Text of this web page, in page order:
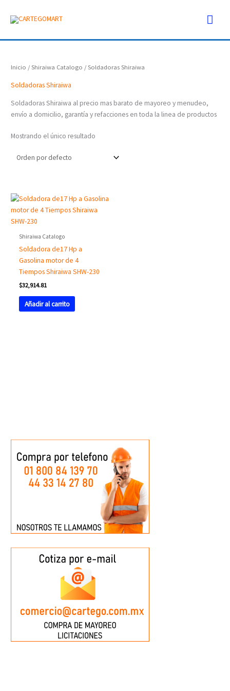
Inicio /Shiraiwa Catalogo / Soldadoras Shiraiwa
Soldadoras Shiraiwa
Soldadoras Shiraiwa al precio mas barato de mayoreo y menudeo,
envío a domicilio, garantía y refacciones en toda la linea de productos
Mostrando el único resultado
Shiraiwa Catalogo
Soldadora de17 Hp a
Gasolina motor de 4
Tiempos Shiraiwa SHW-230
$32,914.81
Añadir al carrito